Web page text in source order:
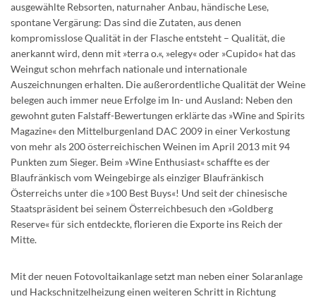
ausgewählte Rebsorten, naturnaher Anbau, händische Lese,
spontane Vergärung: Das sind die Zutaten, aus denen
kompromisslose Qualität in der Flasche entsteht – Qualität, die
anerkannt wird, denn mit »terra o.«, »elegy« oder »Cupido« hat das
Weingut schon mehrfach nationale und internationale
Auszeichnungen erhalten. Die außerordentliche Qualität der Weine
belegen auch immer neue Erfolge im In- und Ausland: Neben den
gewohnt guten Falstaff-Bewertungen erklärte das »Wine and Spirits
Magazine« den Mittelburgenland DAC 2009 in einer Verkostung
von mehr als 200 österreichischen Weinen im April 2013 mit 94
Punkten zum Sieger. Beim »Wine Enthusiast« schaffte es der
Blaufränkisch vom Weingebirge als einziger Blaufränkisch
Österreichs unter die »100 Best Buys«! Und seit der chinesische
Staatspräsident bei seinem Österreichbesuch den »Goldberg
Reserve« für sich entdeckte, florieren die Exporte ins Reich der
Mitte.
Mit der neuen Fotovoltaikanlage setzt man neben einer Solaranlage
und Hackschnitzelheizung einen weiteren Schritt in Richtung